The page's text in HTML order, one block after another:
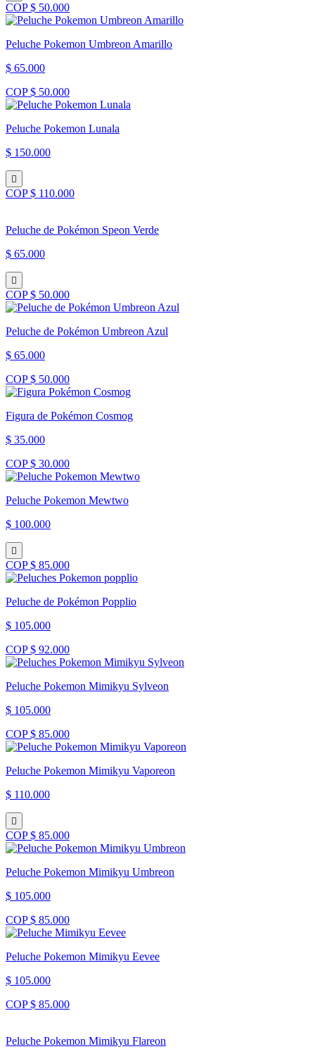
COP $ 50.000
Peluche Pokemon Umbreon Amarillo
$ 65.000
COP $ 50.000
Peluche Pokemon Lunala
$ 150.000
COP $ 110.000
Peluche de Pokémon Speon Verde
$ 65.000
COP $ 50.000
Peluche de Pokémon Umbreon Azul
$ 65.000
COP $ 50.000
Figura de Pokémon Cosmog
$ 35.000
COP $ 30.000
Peluche Pokemon Mewtwo
$ 100.000
COP $ 85.000
Peluche de Pokémon Popplio
$ 105.000
COP $ 92.000
Peluche Pokemon Mimikyu Sylveon
$ 105.000
COP $ 85.000
Peluche Pokemon Mimikyu Vaporeon
$ 110.000
COP $ 85.000
Peluche Pokemon Mimikyu Umbreon
$ 105.000
COP $ 85.000
Peluche Pokemon Mimikyu Eevee
$ 105.000
COP $ 85.000
Peluche Pokemon Mimikyu Flareon